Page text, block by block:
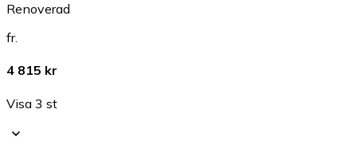
Renoverad
fr.
4 815 kr
Visa 3 st